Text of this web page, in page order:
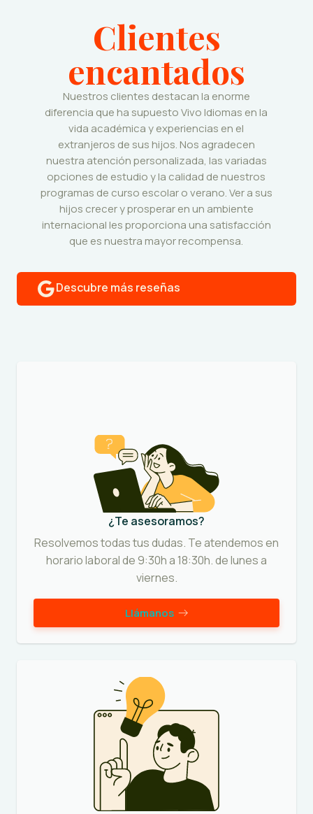
Clientes
encantados
Nuestros clientes destacan la enorme
diferencia que ha supuesto Vivo Idiomas en la
vida académica y experiencias en el
extranjeros de sus hijos. Nos agradecen
nuestra atención personalizada, las variadas
opciones de estudio y la calidad de nuestros
programas de curso escolar o verano. Ver a sus
hijos crecer y prosperar en un ambiente
internacional les proporciona una satisfacción
que es nuestra mayor recompensa.
Descubre más reseñas
¿Te asesoramos?
Resolvemos todas tus dudas. Te atendemos en
horario laboral de 9:30h a 18:30h. de lunes a
viernes.
Llámanos